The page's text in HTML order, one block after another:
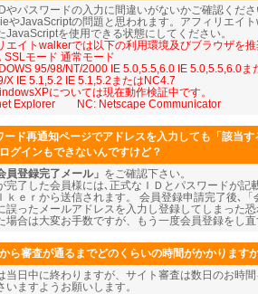
やパスワードの入力に間違いがないかご確認くだ
やJavaScriptの問題と思われます。アフィリエイ
JavaScriptを使用できる状態にしてください。
エイトwalkerでは以下の利用環境及びブラウザを
SSLモード 通常モード
95/98/NT/2000 IE 5.0,5.5,6.0 IE 5.0,5.5,6.0ま
X IE 5.1,5.2 IE 5.1,5.2またはNC4.7
については現在動作検証中です。
Explorer NC: Netscape Communicator
ード再通知ページでアドレスを入力しても「該当
グインもできないんですけど？
員登録完了メール」 をご確認下さい。
完了した会員様には､正式なＩＤとパスワードが
ｋｅｒから送信されます。 会員登録申請完了後､
誤ったメールアドレスを入力し登録してしまった
場合は大変お手数ですが、もう一度会員登録をし
ら審査が通るまでどのくらいの時間がかかります
当日中に終わりますが、サイト審査は数日のお時
いますようお願いします。